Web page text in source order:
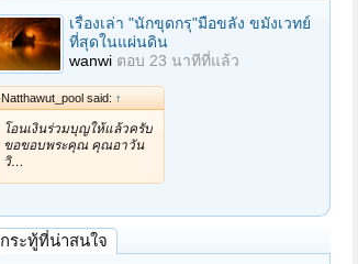
เรื่องเล่า "นักขุดกรุ"มือขลัง ขมังเวทย์
ที่สุดในแผ่นดิน
wanwi ตอบ 23 นาทีที่แล้ว
Natthawut_pool said: ↑
โอนเงินร่วมบุญให้แล้วครับ
ขอขอบพระคุณ คุณอาวัน
วิ…
กระทู้ที่น่าสนใจ